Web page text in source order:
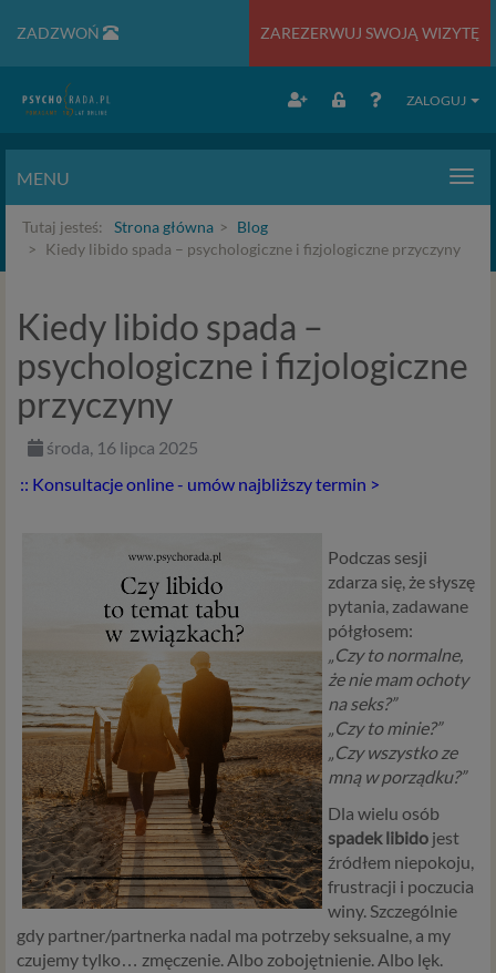
ZADZWOŃ ZAREZERWUJ SWOJĄ WIZYTĘ
ZALOGUJ
MENU
Tutaj jesteś: Strona główna
Blog
Kiedy libido spada – psychologiczne i fizjologiczne przyczyny
Kiedy libido spada –
psychologiczne i fizjologiczne
przyczyny
środa, 16 lipca 2025
:: Konsultacje online - umów najbliższy termin >
Podczas sesji
zdarza się, że słyszę
pytania, zadawane
półgłosem:
„Czy to normalne,
że nie mam ochoty
na seks?”
„Czy to minie?”
„Czy wszystko ze
mną w porządku?”
Dla wielu osób
spadek libido jest
źródłem niepokoju,
frustracji i poczucia
winy. Szczególnie
gdy partner/partnerka nadal ma potrzeby seksualne, a my
czujemy tylko… zmęczenie. Albo zobojętnienie. Albo lęk.